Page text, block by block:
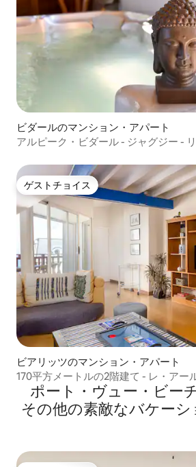
ビダールのマンション・アパート
アルピーク・ビダール - ジャグジー -
ゲストチョイス
ゲストチョイス
ビアリッツのマンション・アパート
170平方メートルの2階建て - レ・アー
ポート・ヴュー・ビー
そ⁠の⁠他⁠の素⁠敵⁠なバ⁠ケ⁠ー⁠